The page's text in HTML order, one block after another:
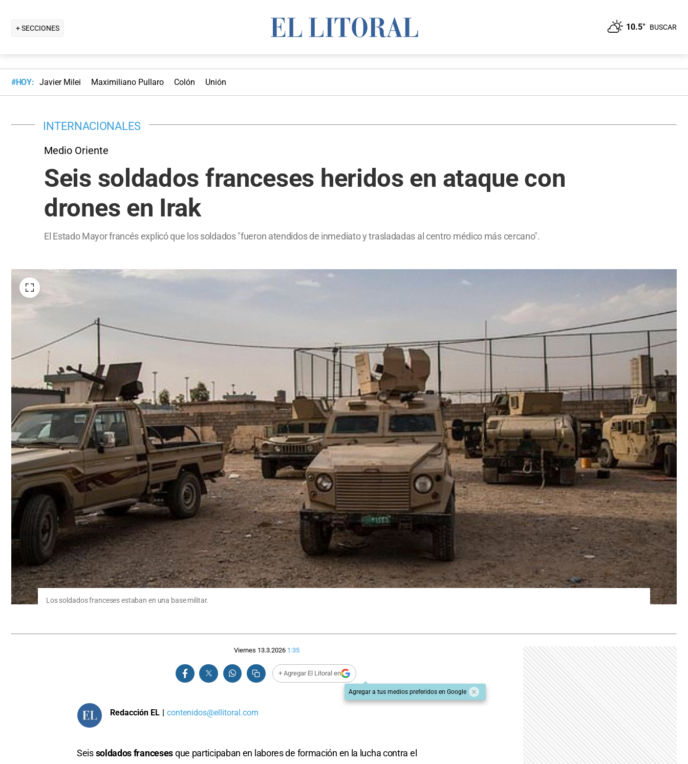
+ SECCIONES 10.5° BUSCAR
#HOY: Javier Milei Maximiliano Pullaro Colón Unión
INTERNACIONALES
Medio Oriente
Seis soldados franceses heridos en ataque con
drones en Irak
El Estado Mayor francés explicó que los soldados "fueron atendidos de inmediato y trasladadas al centro médico más cercano".
Los soldados franceses estaban en una base militar.
Viernes 13.3.2026 1:35
+ Agregar El Litoral en
Agregar a tus medios preferidos en Google
Redacción EL | contenidos@ellitoral.com
Seissoldados francesesque participaban en labores de formación en la lucha contra el